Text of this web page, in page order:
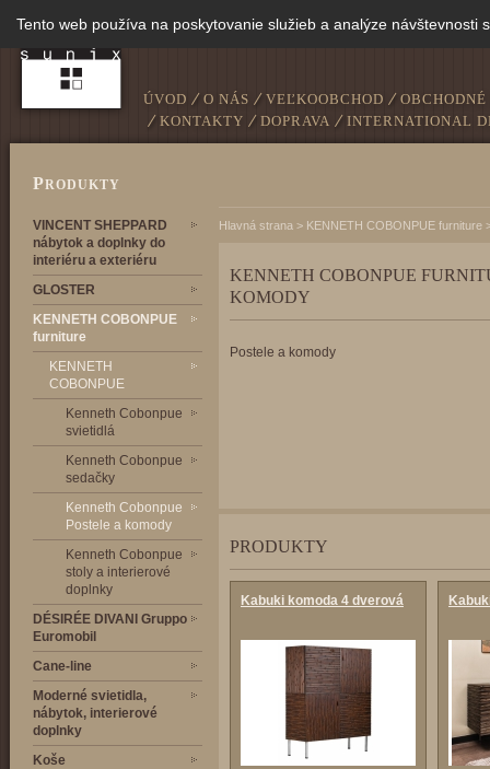
ÚVOD O NÁS VEĽKOOBCHOD
KONTAKTY
DOPRAVA INTERNATIONAL
PRODUKTY
VINCENT SHEPPARD
nábytok a doplnky do
interiéru a exteriéru
GLOSTER
KENNETH COBONPUE
furniture
KENNETH
COBONPUE
Kenneth Cobonpue
svietidlá
Kenneth Cobonpue
sedačky
Kenneth Cobonpue
Postele a komody
Kenneth Cobonpue
stoly a interierové
doplnky
DÉSIRÉE DIVANI Gruppo
Euromobil
Cane-line
Moderné svietidla,
nábytok, interierové
doplnky
Koše
Hlavná strana > KENNETH COBONPUE furniture
KENNETH COBONPUE
KOMODY
Postele a komody
PRODUKTY
Kabuki komoda 4 dverová
Tento web používa na poskytovanie služieb a analýze návštevnosti